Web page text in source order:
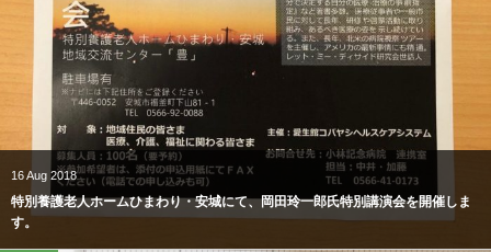
16Aug 2018
特別養護老人ホームひまわり・安城にて、岡田玲一郎氏特別講演会を開催しま
す。